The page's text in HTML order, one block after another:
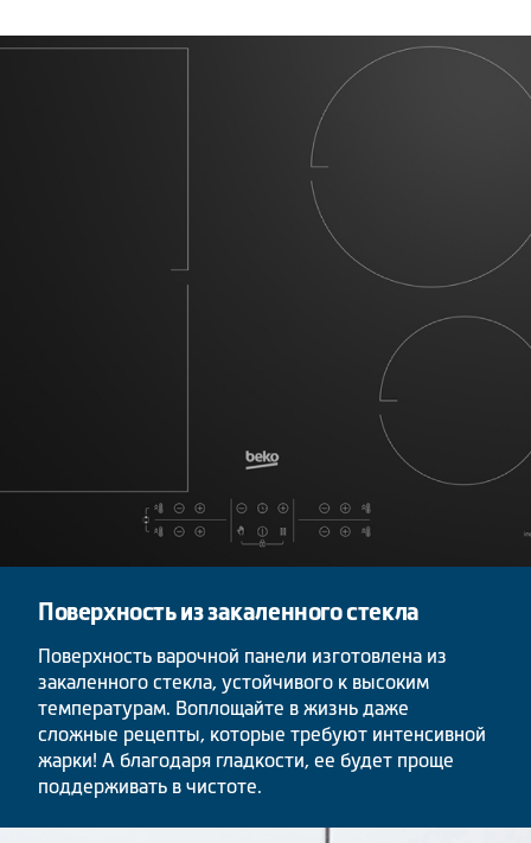
Поверхность из закаленного стекла
Поверхность варочной панели изготовлена из
закаленного стекла, устойчивого к высоким
температурам. Воплощайте в жизнь даже
сложные рецепты, которые требуют интенсивной
жарки! А благодаря гладкости, ее будет проще
поддерживать в чистоте.